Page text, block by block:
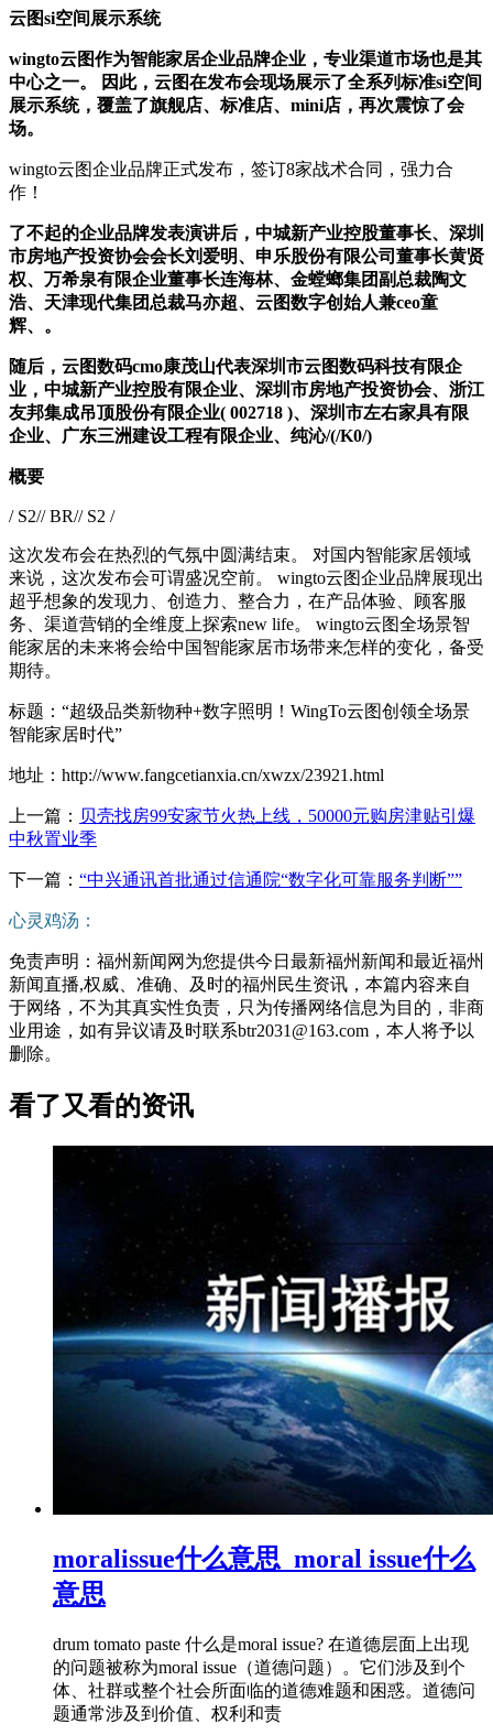
云图si空间展示系统
wingto云图作为智能家居企业品牌企业，专业渠道市场也是其
中心之一。 因此，云图在发布会现场展示了全系列标准si空间
展示系统，覆盖了旗舰店、标准店、mini店，再次震惊了会
场。
wingto云图企业品牌正式发布，签订8家战术合同，强力合
作！
了不起的企业品牌发表演讲后，中城新产业控股董事长、深圳
市房地产投资协会会长刘爱明、申乐股份有限公司董事长黄贤
权、万希泉有限企业董事长连海林、金螳螂集团副总裁陶文
浩、天津现代集团总裁马亦超、云图数字创始人兼ceo童
辉、。
随后，云图数码cmo康茂山代表深圳市云图数码科技有限企
业，中城新产业控股有限企业、深圳市房地产投资协会、浙江
友邦集成吊顶股份有限企业( 002718 )、深圳市左右家具有限
企业、广东三洲建设工程有限企业、纯沁/(/K0/)
概要
/ S2// BR// S2 /
这次发布会在热烈的气氛中圆满结束。 对国内智能家居领域
来说，这次发布会可谓盛况空前。 wingto云图企业品牌展现出
超乎想象的发现力、创造力、整合力，在产品体验、顾客服
务、渠道营销的全维度上探索new life。 wingto云图全场景智
能家居的未来将会给中国智能家居市场带来怎样的变化，备受
期待。
标题：“超级品类新物种+数字照明！WingTo云图创领全场景
智能家居时代”
地址：http://www.fangcetianxia.cn/xwzx/23921.html
上一篇： 贝壳找房99安家节火热上线，50000元购房津贴引爆
中秋置业季
下一篇： “中兴通讯首批通过信通院“数字化可靠服务判断””
心灵鸡汤：
免责声明：福州新闻网为您提供今日最新福州新闻和最近福州
新闻直播,权威、准确、及时的福州民生资讯，本篇内容来自
于网络，不为其真实性负责，只为传播网络信息为目的，非商
业用途，如有异议请及时联系btr2031@163.com，本人将予以
删除。
看了又看的资讯
moralissue什么意思_moral issue什么
意思
drum tomato paste 什么是moral issue? 在道德层面上出现
的问题被称为moral issue（道德问题）。它们涉及到个
体、社群或整个社会所面临的道德难题和困惑。道德问
题通常涉及到价值、权利和责